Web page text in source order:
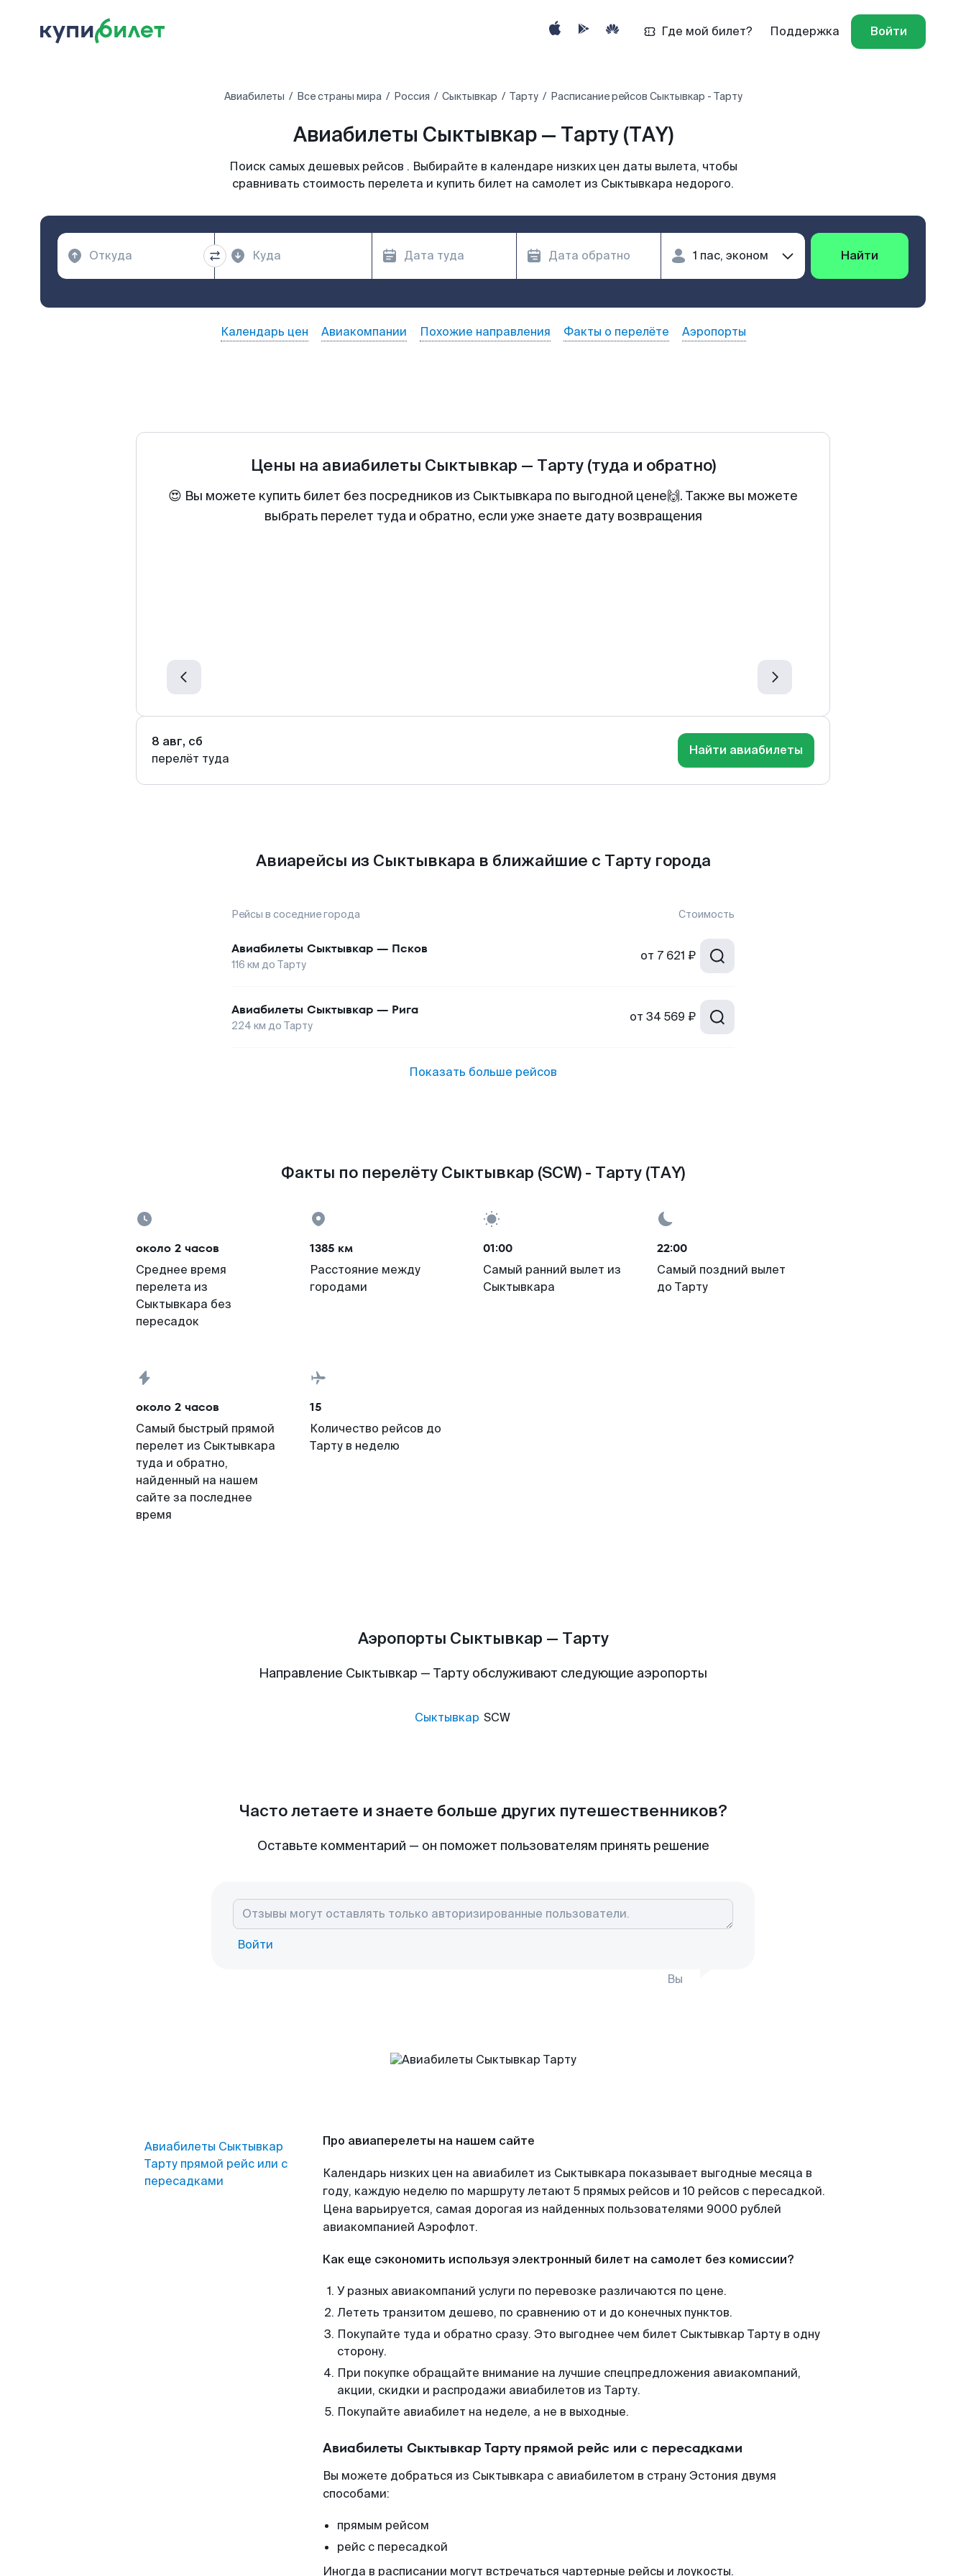
Где мой билет? Поддержка Войти
Авиабилеты Все страны мира Россия Сыктывкар Тарту Расписание рейсов Сыктывкар - Тарту
Авиабилеты Сыктывкар — Тарту (TAY)
Поиск самых дешевых рейсов . Выбирайте в календаре низких цен даты вылета, чтобы
сравнивать стоимость перелета и купить билет на самолет из Сыктывкара недорого.
Найти
Календарь цен Авиакомпании Похожие направления Факты о перелёте Аэропорты
Цены на авиабилеты Сыктывкар — Тарту (туда и обратно)
😍 Вы можете купить билет без посредников из Сыктывкара по выгодной цене🙌. Также вы можете
выбрать перелет туда и обратно, если уже знаете дату возвращения
8 авг, сб
перелёт туда
Найти авиабилеты
Авиарейсы из Сыктывкара в ближайшие с Тарту города
Рейсы в соседние города Стоимость
Авиабилеты Сыктывкар — Псков
116 км до Тарту
от 7 621 ₽
Авиабилеты Сыктывкар — Рига
224 км до Тарту
от 34 569 ₽
Показать больше рейсов
Факты по перелёту Сыктывкар (SCW) - Тарту (TAY)
около 2 часов
Среднее время
перелета из
Сыктывкара без
пересадок
1385 км
Расстояние между
городами
01:00
Самый ранний вылет из
Сыктывкара
22:00
Самый поздний вылет
до Тарту
около 2 часов
Самый быстрый прямой
перелет из Сыктывкара
туда и обратно,
найденный на нашем
сайте за последнее
время
15
Количество рейсов до
Тарту в неделю
Аэропорты Сыктывкар — Тарту
Направление Сыктывкар — Тарту обслуживают следующие аэропорты
Сыктывкар SCW
Часто летаете и знаете больше других путешественников?
Оставьте комментарий — он поможет пользователям принять решение
Войти
Вы
Авиабилеты Сыктывкар
Тарту прямой рейс или с
пересадками
Про авиаперелеты на нашем сайте
Календарь низких цен на авиабилет из Сыктывкара показывает выгодные месяца в
году, каждую неделю по маршруту летают 5 прямых рейсов и 10 рейсов с пересадкой.
Цена варьируется, самая дорогая из найденных пользователями 9000 рублей
авиакомпанией Аэрофлот.
Как еще сэкономить используя электронный билет на самолет без комиссии?
У разных авиакомпаний услуги по перевозке различаются по цене.
Лететь транзитом дешево, по сравнению от и до конечных пунктов.
Покупайте туда и обратно сразу. Это выгоднее чем билет Сыктывкар Тарту в одну
сторону.
При покупке обращайте внимание на лучшие спецпредложения авиакомпаний,
акции, скидки и распродажи авиабилетов из Тарту.
Покупайте авиабилет на неделе, а не в выходные.
Авиабилеты Сыктывкар Тарту прямой рейс или с пересадками
Вы можете добраться из Сыктывкара с авиабилетом в страну Эстония двумя
способами:
прямым рейсом
рейс с пересадкой
Иногда в расписании могут встречаться чартерные рейсы и лоукосты.